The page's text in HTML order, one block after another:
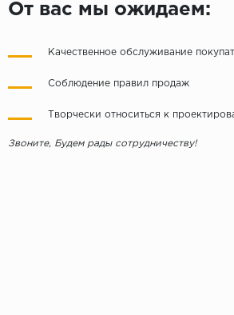
От вас мы ожидаем:
Качественное обслуживание
Соблюдение правил продаж
Творчески относиться к
Звоните, Будем рады сотрудничеству!